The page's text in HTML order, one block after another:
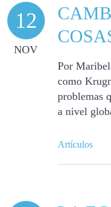
12
NOV
Por
como
problemas
a nivel
Artículos